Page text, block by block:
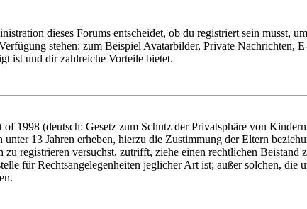
dieses Forums entscheidet, ob du registriert sein musst,
stehen: zum Beispiel Avatarbilder, Private Nachrichten,
ist und dir zahlreiche Vorteile bietet.
1998 (deutsch: Gesetz zum Schutz der Privatsphäre von
13 Jahren erheben, hierzu die Zustimmung der Eltern
registrieren versuchst, zutrifft, ziehe einen rechtlichen
für Rechtsangelegenheiten jeglicher Art ist; außer solchen,